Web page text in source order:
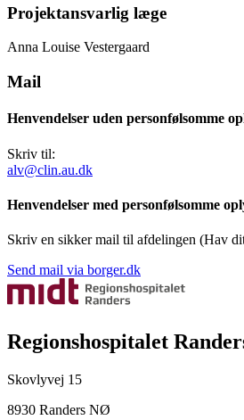
Projektansvarlig læge
Anna Louise Vestergaard
Mail
Henvendelser uden personfølsomme
Skriv til:
alv@clin.au.dk
Henvendelser med personfølsomme
Skriv en sikker mail til afdelingen (Hav
Send mail via borger.dk
Regionshospitalet
Skovlyvej 15
8930 Randers NØ